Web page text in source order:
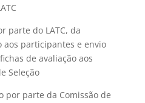
parte do LATC, da
aos participantes e envio
de avaliação aos
Seleção
por parte da Comissão de